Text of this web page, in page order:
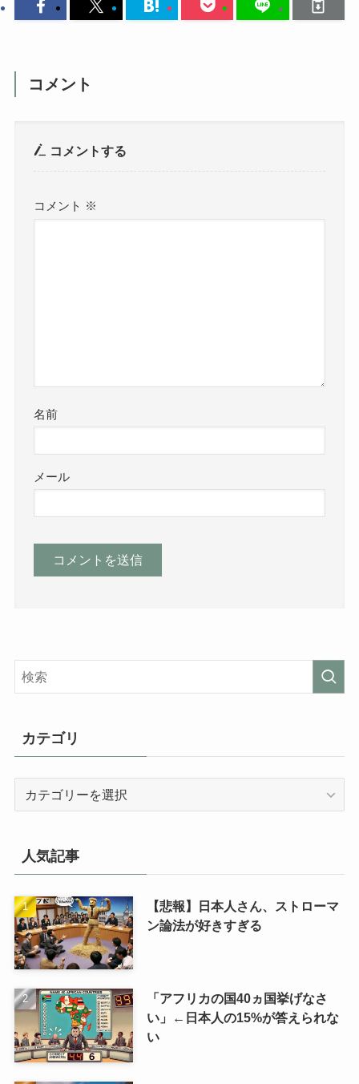
コメント
コメントする
コメント ※
名前
メール
カテゴリ
人気記事
【悲報】日本人さん、ストローマ
ン論法が好きすぎる
「アフリカの国40ヵ国挙げなさ
い」←日本人の15%が答えられな
い